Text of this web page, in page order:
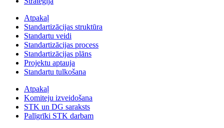
Atpakaļ
Standartizācijas struktūra
Standartu veidi
Standartizācijas process
Standartizācijas plāns
Projektu aptauja
Standartu tulkošana
Atpakaļ
Komiteju izveidošana
STK un DG saraksts
Palīgrīki STK darbam